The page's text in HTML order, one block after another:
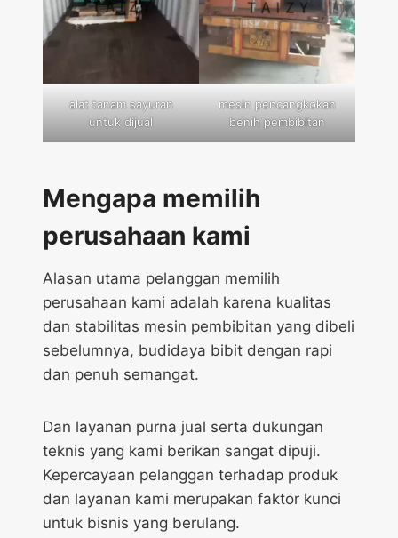
alat tanam sayuran
untuk dijual
mesin pencangkokan
benih pembibitan
Mengapa memilih
perusahaan kami
Alasan utama pelanggan memilih
perusahaan kami adalah karena kualitas
dan stabilitas mesin pembibitan yang dibeli
sebelumnya, budidaya bibit dengan rapi
dan penuh semangat.
Dan layanan purna jual serta dukungan
teknis yang kami berikan sangat dipuji.
Kepercayaan pelanggan terhadap produk
dan layanan kami merupakan faktor kunci
untuk bisnis yang berulang.